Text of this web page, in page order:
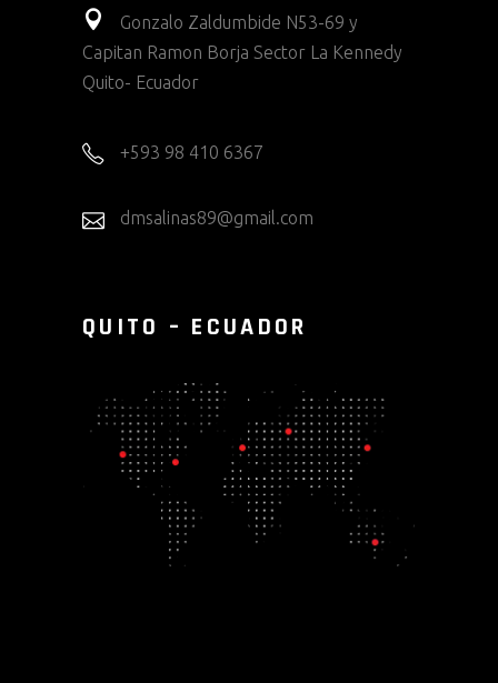
Gonzalo Zaldumbide N53-69 y
Capitan Ramon Borja Sector La Kennedy
Quito- Ecuador
+593 98 410 6367
dmsalinas89@gmail.com
QUITO – ECUADOR